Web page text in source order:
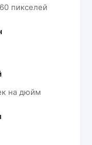
пикселей
на дюйм